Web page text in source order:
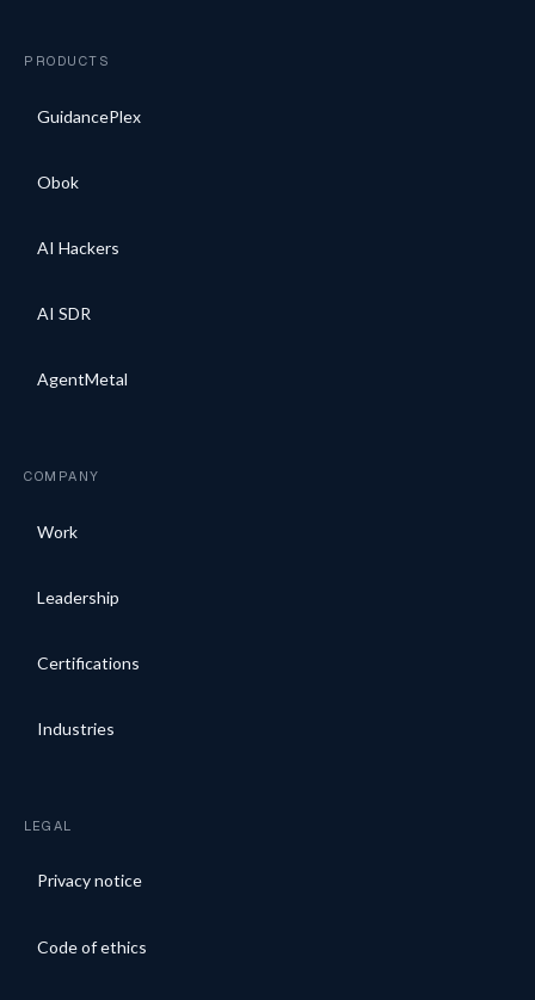
PRODUCTS
GuidancePlex
Obok
AI Hackers
AI SDR
AgentMetal
COMPANY
Work
Leadership
Certifications
Industries
LEGAL
Privacy notice
Code of ethics